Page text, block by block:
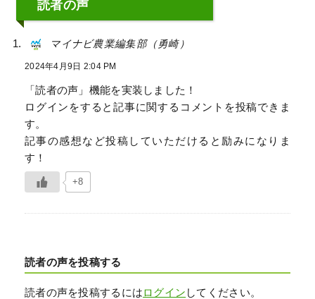
読者の声
マイナビ農業編集部（勇崎）
2024年4月9日 2:04 PM
「読者の声」機能を実装しました！
ログインをすると記事に関するコメントを投稿できま
す。
記事の感想など投稿していただけると励みになりま
す！
+8
読者の声を投稿する
読者の声を投稿するにはログイン してください。